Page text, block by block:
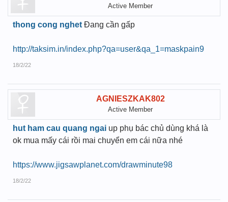
Active Member
thong cong nghet Đang cần gấp
http://taksim.in/index.php?qa=user&qa_1=maskpain9
18/2/22
AGNIESZKAK802
Active Member
hut ham cau quang ngai up phụ bác chủ dùng khá là
ok mua mấy cái rồi mai chuyển em cái nữa nhé
https://www.jigsawplanet.com/drawminute98
18/2/22